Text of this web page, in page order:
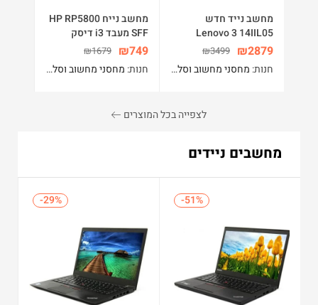
מחשב נייד חדש
Lenovo 3 14IIL05
Core™ i5-1035G1
8GB 14″ (1920×1080)
₪2879
₪3499
חנות: מחסני מחשוב וסלולר
מחשב נייח HP RP5800
SFF מעבד i3 דיסק
128GB SSD+500GB
WIN10 PRO
₪749
₪1679
חנות: מחסני מחשוב וסלולר
לצפייה בכל המוצרים
מחשבים ניידים
-51%
-29%